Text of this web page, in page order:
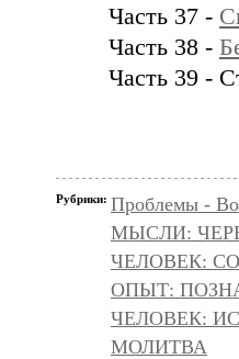
Часть 37 -
Часть 38 -
Часть 39 -
Рубрики: Проблемы -
МЫСЛИ:
ЧЕЛОВЕК:
ОПЫТ:
ЧЕЛОВЕК:
МОЛИТВА